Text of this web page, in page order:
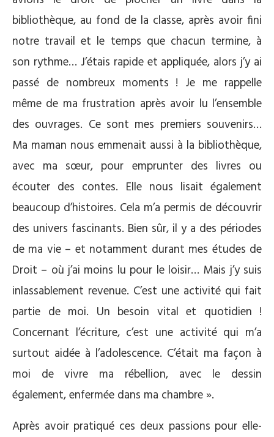
bibliothèque, au fond de la classe, après avoir fini
notre travail et le temps que chacun termine, à
son rythme… J’étais rapide et appliquée, alors j’y ai
passé de nombreux moments ! Je me rappelle
même de ma frustration après avoir lu l’ensemble
des ouvrages. Ce sont mes premiers souvenirs…
Ma maman nous emmenait aussi à la bibliothèque,
avec ma sœur, pour emprunter des livres ou
écouter des contes. Elle nous lisait également
beaucoup d’histoires. Cela m’a permis de découvrir
des univers fascinants. Bien sûr, il y a des périodes
de ma vie – et notamment durant mes études de
Droit – où j’ai moins lu pour le loisir… Mais j’y suis
inlassablement revenue. C’est une activité qui fait
partie de moi. Un besoin vital et quotidien !
Concernant l’écriture, c’est une activité qui m’a
surtout aidée à l’adolescence. C’était ma façon à
moi de vivre ma rébellion, avec le dessin
également, enfermée dans ma chambre ».
Après avoir pratiqué ces deux passions pour elle-